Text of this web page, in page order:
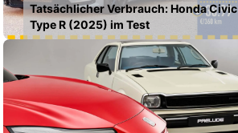
Tatsächlicher Verbrauch: Honda Civic
Type R (2025) im Test